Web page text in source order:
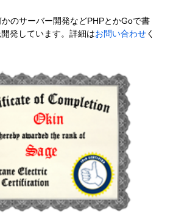
のサーバー開発などPHPとかGoで書
発しています。詳細はお問い合わせく